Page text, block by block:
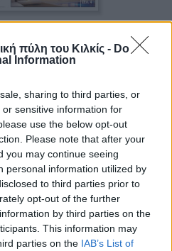
πύλη του Κιλκίς - Do
Information
sharing to third parties, or
sensitive information for
use the below opt-out
Please note that after your
you may continue seeing
personal information utilized by
to third parties prior to
opt-out of the further
by third parties on the
This information may
parties on the IAB’s List of